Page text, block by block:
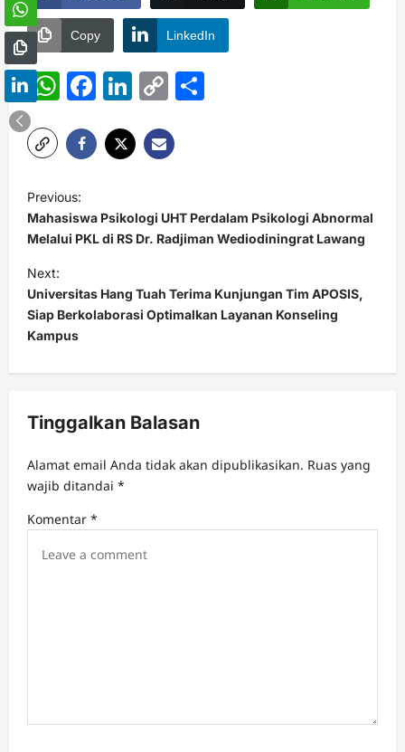
Copy LinkedIn
WhatsApp
Facebook
LinkedIn
Copy
o
s
t
n
a
g
t
i
o
Previous:
Mahasiswa Psikologi UHT Perdalam Psikologi Abnormal
Melalui PKL di RS Dr. Radjiman Wediodiningrat Lawang
Next:
Universitas Hang Tuah Terima Kunjungan Tim APOSIS,
Siap Berkolaborasi Optimalkan Layanan Konseling
Kampus
Tinggalkan Balasan
Alamat email Anda tidak akan dipublikasikan. Ruas yang
wajib ditandai *
Komentar *